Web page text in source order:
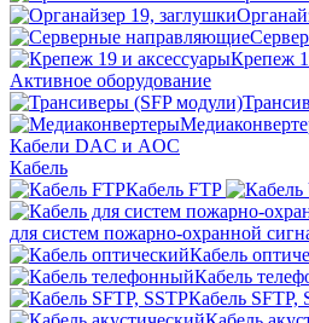
Крепеж
Активное оборудование
Кабели DAC и AOC
Кабель
Кабель FTP
для систем пожарно-охранной
Кабель
Кабель
Кабель SFTP,